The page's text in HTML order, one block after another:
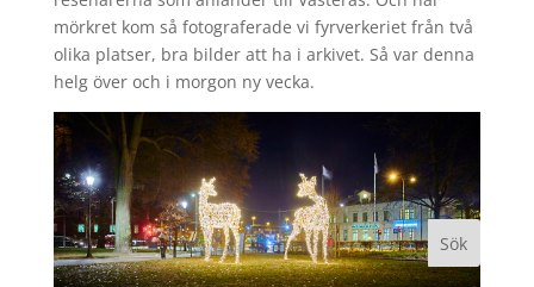
mörkret kom så fotograferade vi fyrverkeriet från två
olika platser, bra bilder att ha i arkivet. Så var denna
helg över och i morgon ny vecka.